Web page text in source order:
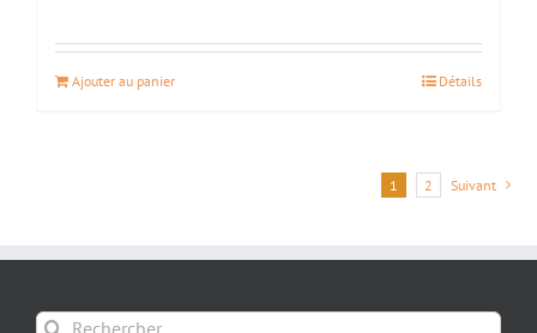
Ajouter au panier Détails
1 2 Suivant
Rechercher: